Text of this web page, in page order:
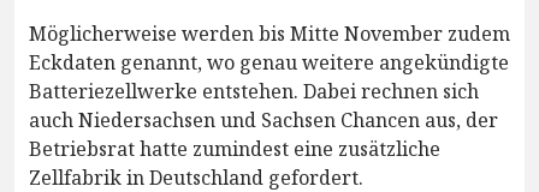
Möglicherweise werden bis Mitte November zudem
Eckdaten genannt, wo genau weitere angekündigte
Batteriezellwerke entstehen. Dabei rechnen sich
auch Niedersachsen und Sachsen Chancen aus, der
Betriebsrat hatte zumindest eine zusätzliche
Zellfabrik in Deutschland gefordert.